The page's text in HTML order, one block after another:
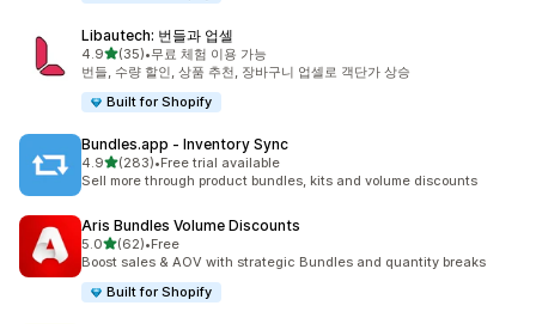
Libautech: 번들과 업셀
4.9별 5개 중
(35)
총 리뷰 35개
•무료 체험 이용 가능
번들, 수량 할인, 상품 추천, 장바구니 업셀로 객단가 상승
Built for Shopify
Bundles.app ‑ Inventory Sync
4.9별 5개 중
(283)
총 리뷰 283개
•Free trial available
Sell more through product bundles, kits and volume discounts
Aris Bundles Volume Discounts
5.0별 5개 중
(62)
총 리뷰 62개
•Free
Boost sales & AOV with strategic Bundles and quantity breaks
Built for Shopify